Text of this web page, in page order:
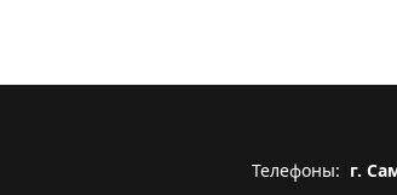
Телефоны: г.